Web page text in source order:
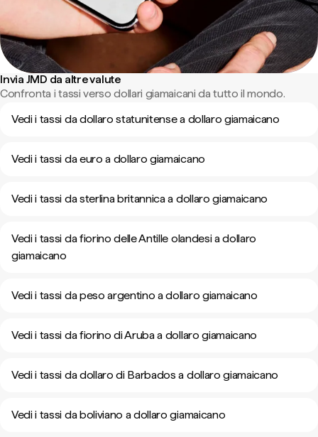
Invia JMD da altre valute
Confronta i tassi verso dollari giamaicani da tutto il mondo.
Vedi i tassi da dollaro statunitense a dollaro giamaicano
Vedi i tassi da euro a dollaro giamaicano
Vedi i tassi da sterlina britannica a dollaro giamaicano
Vedi i tassi da fiorino delle Antille olandesi a dollaro
giamaicano
Vedi i tassi da peso argentino a dollaro giamaicano
Vedi i tassi da fiorino di Aruba a dollaro giamaicano
Vedi i tassi da dollaro di Barbados a dollaro giamaicano
Vedi i tassi da boliviano a dollaro giamaicano